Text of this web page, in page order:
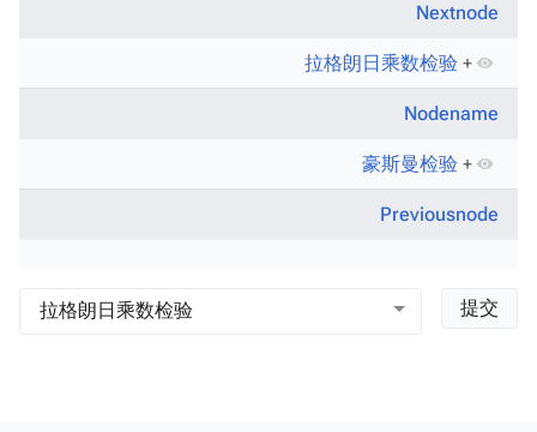
Nextnode
拉格朗日乘数检验 +
Nodename
豪斯曼检验 +
Previousnode